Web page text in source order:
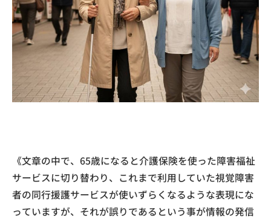
《文章の中で、65歳になると介護保険を使った障害福祉
サービスに切り替わり、これまで利用していた視覚障害
者の同行援護サービスが使いずらくなるような表現にな
っていますが、それが誤りであるという事が情報の発信